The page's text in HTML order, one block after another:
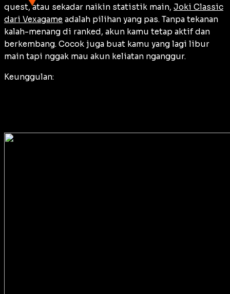
quest, atau sekadar naikin statistik main, Joki Classic
dari Vexagame adalah pilihan yang pas. Tanpa tekanan
kalah-menang di ranked, akun kamu tetap aktif dan
berkembang. Cocok juga buat kamu yang lagi libur
main tapi nggak mau akun keliatan nganggur.
Keunggulan: